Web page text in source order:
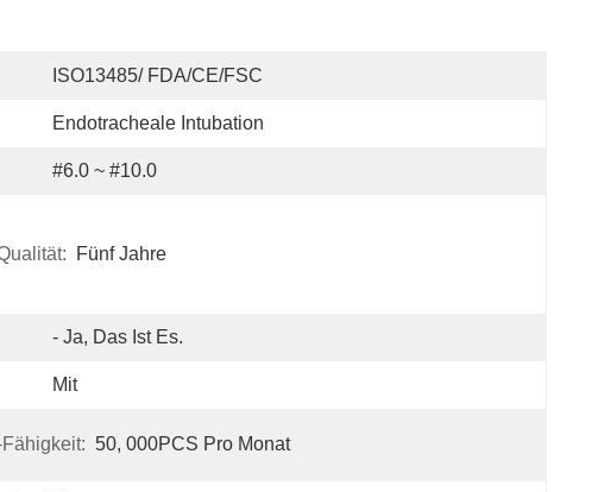
ISO13485/ FDA/CE/FSC
Endotracheale Intubation
#6.0 ~ #10.0
Fünf Jahre
- Ja, Das Ist Es.
Mit
50, 000PCS Pro Monat